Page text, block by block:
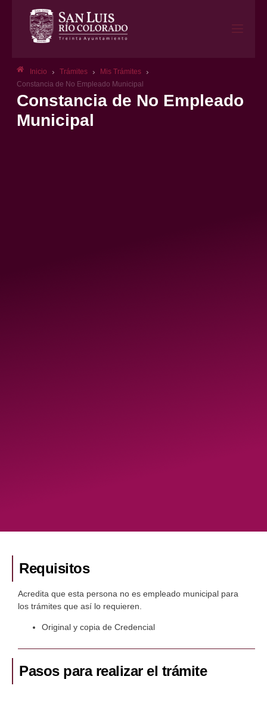
Inicio › Trámites › Mis Trámites ›
Constancia de No Empleado Municipal
Constancia de No Empleado
Municipal
Requisitos
Acredita que esta persona no es empleado municipal para
los trámites que así lo requieren.
Original y copia de Credencial
Pasos para realizar el trámite